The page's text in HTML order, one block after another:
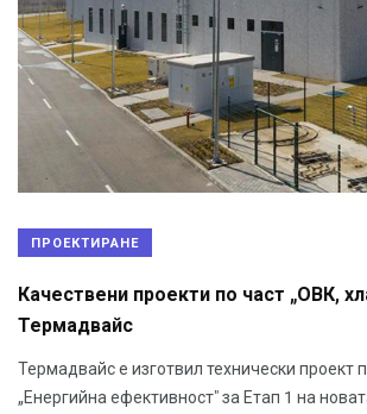
ПРОЕКТИРАНЕ
Качествени проекти по част „ОВК,
Термадвайс
Термадвайс е изготвил технически проект
„Енергийна ефективност" за Етап 1 на